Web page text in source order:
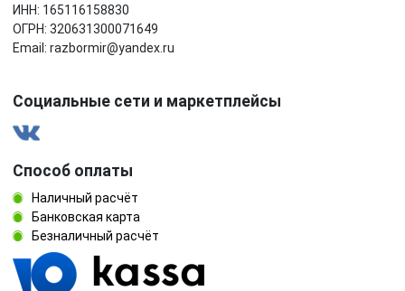
ИНН: 165116158830
ОГРН: 320631300071649
Email: razbormir@yandex.ru
Социальные сети и маркетплейсы
Способ оплаты
Наличный расчёт
Банковская карта
Безналичный расчёт